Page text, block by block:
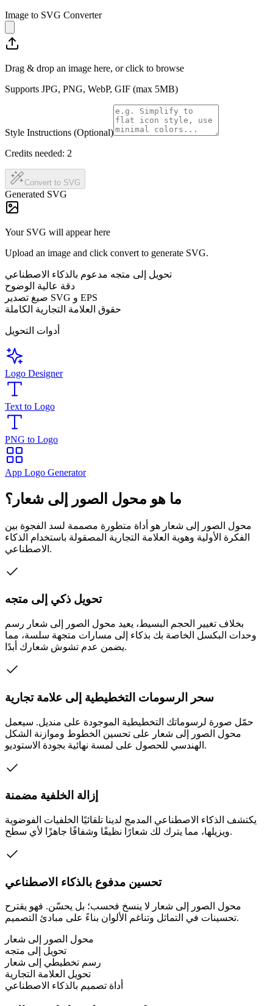
Image to SVG Converter
Drag & drop an image here, or click to browse
Supports JPG, PNG, WebP, GIF (max 5MB)
Style Instructions (Optional)
Credits needed: 2
Convert to SVG
Generated SVG
Your SVG will appear here
Upload an image and click convert to generate SVG.
تحويل إلى متجه مدعوم بالذكاء الاصطناعي
دقة عالية الوضوح
صيغ تصدير SVG و EPS
حقوق العلامة التجارية الكاملة
أدوات التحويل
Logo Designer
Text to Logo
PNG to Logo
App Logo Generator
ما هو محول الصور إلى شعار؟
محول الصور إلى شعار هو أداة متطورة مصممة لسد الفجوة بين
الفكرة الأولية وهوية العلامة التجارية المصقولة باستخدام الذكاء
الاصطناعي.
تحويل ذكي إلى متجه
بخلاف تغيير الحجم البسيط، يعيد محول الصور إلى شعار رسم
وحدات البكسل الخاصة بك بذكاء إلى مسارات متجهة سلسة، مما
يضمن عدم تشوش شعارك أبدًا.
سحر الرسومات التخطيطية إلى علامة تجارية
حمّل صورة لرسوماتك التخطيطية الموجودة على منديل. سيعمل
محول الصور إلى شعار على تحسين الخطوط وموازنة الشكل
الهندسي للحصول على لمسة نهائية بجودة الاستوديو.
إزالة الخلفية مضمنة
يكتشف الذكاء الاصطناعي المدمج لدينا تلقائيًا الخلفيات الفوضوية
ويزيلها، مما يترك لك شعارًا نظيفًا وشفافًا جاهزًا لأي سطح.
تحسين مدفوع بالذكاء الاصطناعي
محول الصور إلى شعار لا ينسخ فحسب؛ بل يحسّن. فهو يقترح
تحسينات في التماثل وتناغم الألوان بناءً على مبادئ التصميم.
محول الصور إلى شعار
تحويل إلى متجه
رسم تخطيطي إلى شعار
تحويل العلامة التجارية
أداة تصميم بالذكاء الاصطناعي